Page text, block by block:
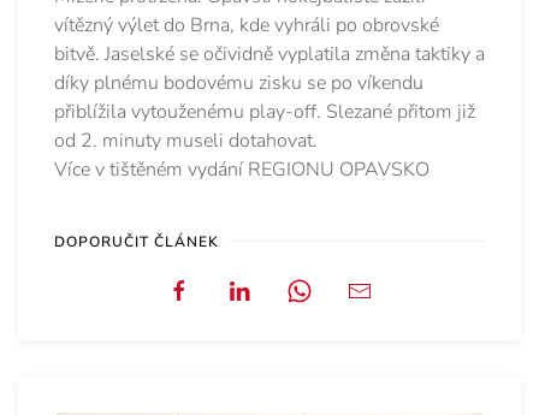
vítězný výlet do Brna, kde vyhráli po obrovské
bitvě. Jaselské se očividně vyplatila změna taktiky a
díky plnému bodovému zisku se po víkendu
přiblížila vytouženému play-off. Slezané přitom již
od 2. minuty museli dotahovat.
Více v tištěném vydání REGIONU OPAVSKO
DOPORUČIT ČLÁNEK